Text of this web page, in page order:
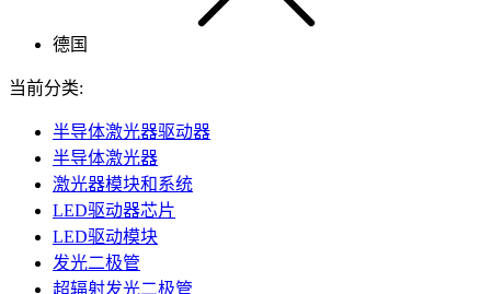
德国
当前分类:
半导体激光器驱动器
半导体激光器
激光器模块和系统
LED驱动器芯片
LED驱动模块
发光二极管
超辐射发光二极管